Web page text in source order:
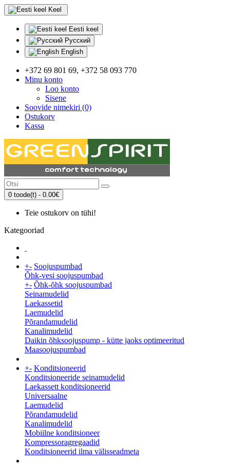
Keel
Eesti keel
Русский
English
+372 69 801 69, +372 58 093 770
Minu konto
Loo konto
Sisene
Soovide nimekiri (0)
Ostukorv
Kassa
0 toode(t) - 0.00€
Teie ostukorv on tühi!
Kategooriad
+- Soojuspumbad
Õhk-vesi soojuspumbad
+- Õhk-õhk soojuspumbad
Seinamudelid
Laekassetid
Laemudelid
Põrandamudelid
Kanalimudelid
Daikin õhksoojuspump - kütte jaoks optimeeritud
Maasoojuspumbad
+- Konditsioneerid
Konditsioneeride seinamudelid
Laekassett konditsioneerid
Universaalne
Laemudelid
Põrandamudelid
Kanalimudelid
Mobiilne konditsioneer
Kompressoragregaadid
Konditsioneerid ilma välisseadmeta